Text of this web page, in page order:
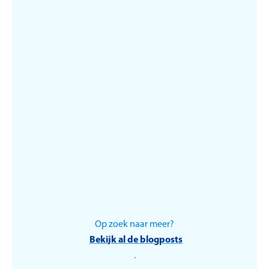
Op zoek naar meer?
Bekijk al de blogposts
.